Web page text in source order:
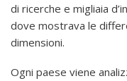
di ricerche e migliaia
dove mostrava le
dimensioni.
Ogni paese viene